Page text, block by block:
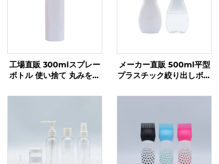
工場直販 300mlスプレー
ボトル 使い捨て 丸みを帯
チックボトル
メーカー直販 500ml平型
プラスチック絞り出しボト
ム食器用洗剤・ペットケア